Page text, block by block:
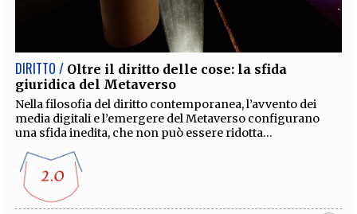
EXTRA
RUBRICHE LIBRI PROCEEDINGS PUBBLICITÀ
SOCIAL MEDIA
DIRITTO / Oltre il diritto delle cose: la sfida
giuridica del Metaverso
Nella filosofia del diritto contemporanea, l’avvento dei
media digitali e l’emergere del Metaverso configurano
una sfida inedita, che non può essere ridotta...